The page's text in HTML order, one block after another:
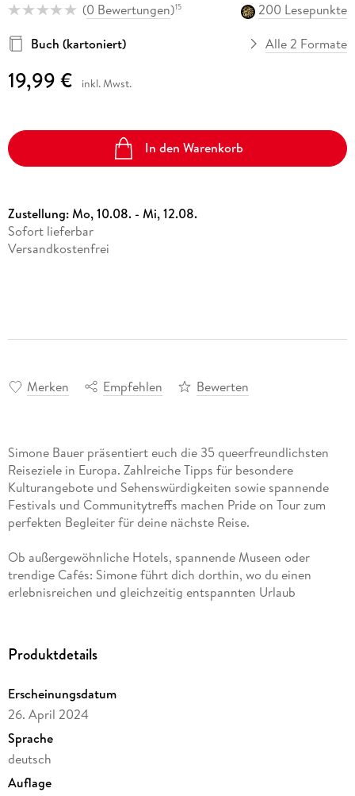
(0 Bewertungen)15
200 Lesepunkte
Buch (kartoniert)
Alle 2 Formate
19,99 € inkl. Mwst.
In den Warenkorb
Zustellung:Mo, 10.08. - Mi, 12.08.
Sofort lieferbar
Versandkostenfrei
Merken Empfehlen Bewerten
Simone Bauer präsentiert euch die 35 queerfreundlichsten
Reiseziele in Europa. Zahlreiche Tipps für besondere
Kulturangebote und Sehenswürdigkeiten sowie spannende
Festivals und Communitytreffs machen Pride on Tour zum
perfekten Begleiter für deine nächste Reise.
Ob außergewöhnliche Hotels, spannende Museen oder
trendige Cafés: Simone führt dich dorthin, wo du einen
erlebnisreichen und gleichzeitig entspannten Urlaub
Ein bunter Reiseführer für queere Menschen und Allies
Zahlreiche Geheimtipps und jede Menge Inspiration
Geballtes Wissen über die queere Gesellschaft und
Geschichte
Authentisch, inklusiv, informativ
Produktdetails
Erscheinungsdatum
26. April 2024
Sprache
deutsch
Auflage